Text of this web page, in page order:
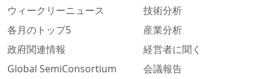
ウィークリーニュース
各月のトップ5
政府関連情報
Global SemiConsortium
技術分析
産業分析
経営者に聞く
会議報告